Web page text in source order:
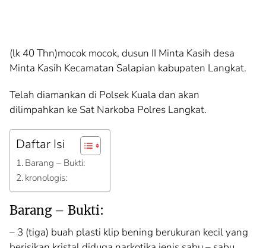
(lk 40 Thn)mocok mocok, dusun II Minta Kasih desa
Minta Kasih Kecamatan Salapian kabupaten Langkat.
Telah diamankan di Polsek Kuala dan akan
dilimpahkan ke Sat Narkoba Polres Langkat.
Daftar Isi
Barang – Bukti:
kronologis:
Barang – Bukti:
– 3 (tiga) buah plasti klip bening berukuran kecil yang